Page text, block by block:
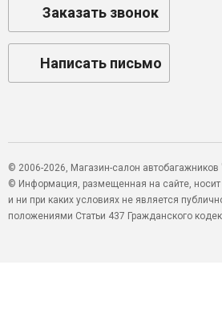
Заказать звонок
Написать письмо
© 2006-2026, Магазин-салон
© Информация, размещенная на сайте, носит
и ни при каких условиях не является
положениями Статьи 437 Гражданского